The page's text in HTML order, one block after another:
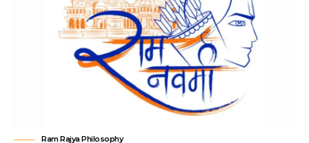
Ram Rajya Philosophy